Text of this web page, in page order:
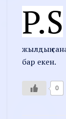
P.S
жылдың
бар екен.
0